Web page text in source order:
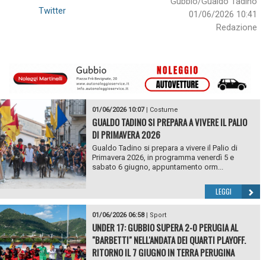
01/06/2026 10:41
Redazione
Twitter
01/06/2026 10:07| Costume
GUALDO TADINO SI PREPARA A VIVERE IL PALIO
DI PRIMAVERA 2026
Gualdo Tadino si prepara a vivere il Palio di
Primavera 2026, in programma venerdì 5 e
sabato 6 giugno, appuntamento orm...
LEGGI
01/06/2026 06:58| Sport
UNDER 17: GUBBIO SUPERA 2-0 PERUGIA AL
"BARBETTI" NELL'ANDATA DEI QUARTI PLAYOFF.
RITORNO IL 7 GIUGNO IN TERRA PERUGINA